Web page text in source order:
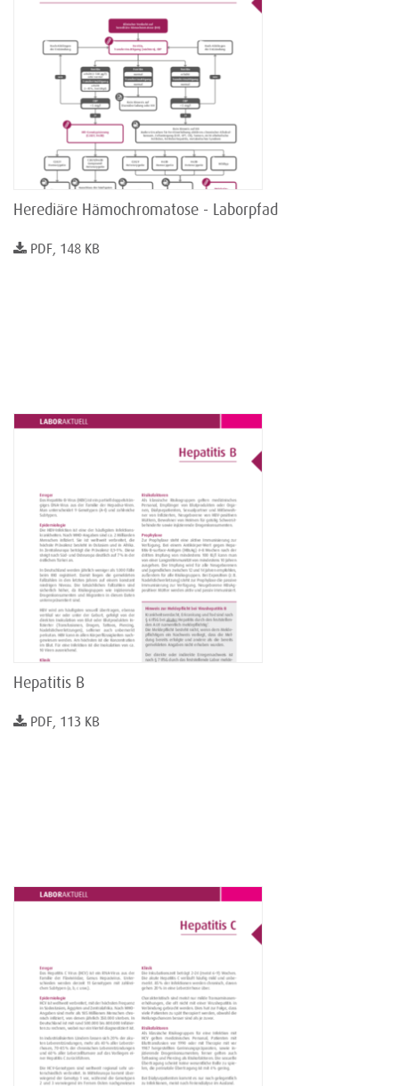
Herediäre Hämochromatose - Laborpfad
PDF, 148 KB
Hepatitis B
PDF, 113 KB